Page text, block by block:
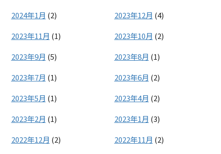
2024年1月 (2) 2023年12月 (4)
2023年11月 (1) 2023年10月 (2)
2023年9月 (5) 2023年8月 (1)
2023年7月 (1) 2023年6月 (2)
2023年5月 (1) 2023年4月 (2)
2023年2月 (1) 2023年1月 (3)
2022年12月 (2) 2022年11月 (2)